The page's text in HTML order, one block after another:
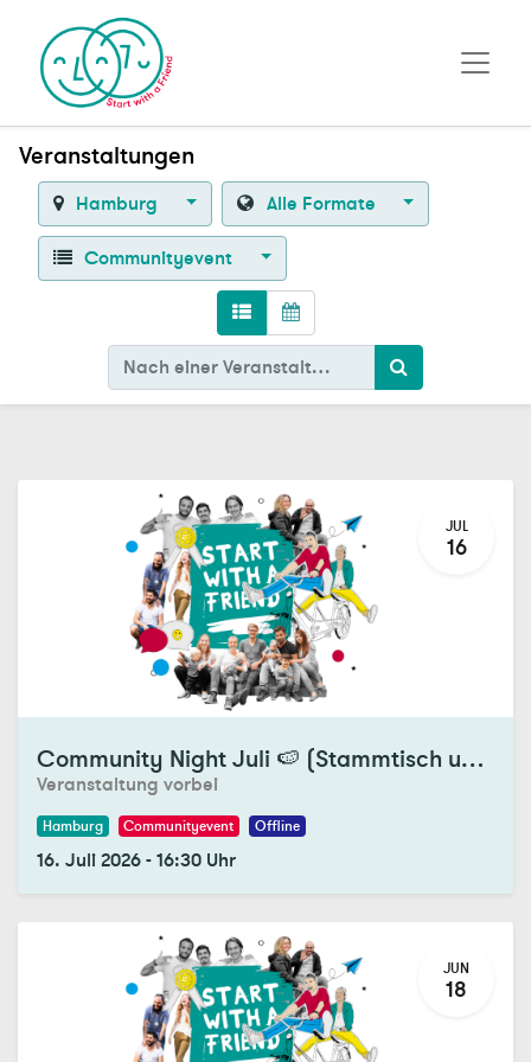
Veranstaltungen
Hamburg Alle Formate
Communityevent
JUL
16
Community Night Juli 🍉 (Stammtisch und Tandemtreff)
Veranstaltung vorbei
Hamburg Communityevent Offline
16. Juli 2026-16:30 Uhr
JUN
18